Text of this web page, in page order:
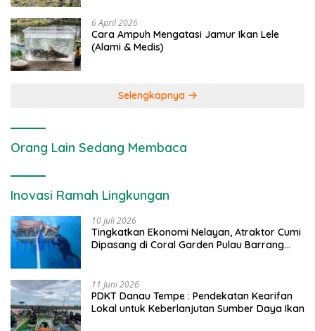
6 April 2026
Cara Ampuh Mengatasi Jamur Ikan Lele
(Alami & Medis)
Selengkapnya
Orang Lain Sedang Membaca
Inovasi Ramah Lingkungan
10 Juli 2026
Tingkatkan Ekonomi Nelayan, Atraktor Cumi
Dipasang di Coral Garden Pulau Barrang
11 Juni 2026
PDKT Danau Tempe : Pendekatan Kearifan
Lokal untuk Keberlanjutan Sumber Daya Ikan